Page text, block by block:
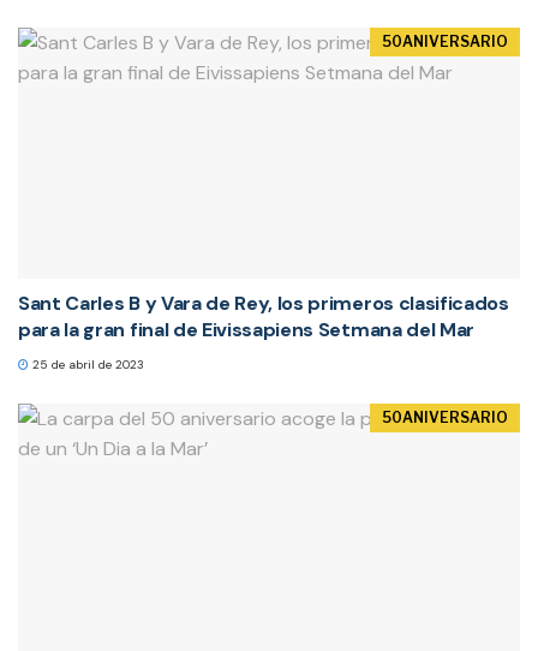
50ANIVERSARIO
Sant Carles B y Vara de Rey, los primeros clasificados
para la gran final de Eivissapiens Setmana del Mar
25 de abril de 2023
50ANIVERSARIO